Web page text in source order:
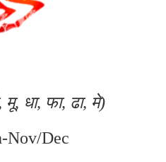
मू, धा, फा, ढा, मे)
Nov/Dec